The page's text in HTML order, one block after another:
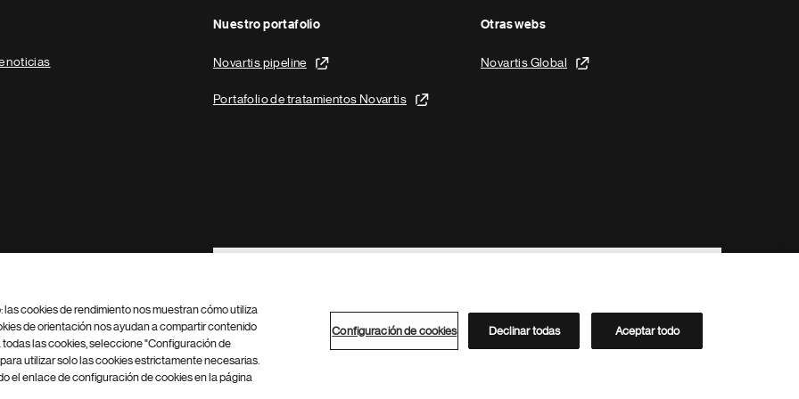
noticias
Nuestro portafolio
Novartis pipeline
Portafolio de tratamientos Novartis
Otras webs
Novartis Global
Footer Site Search
Configuración de cookies Mapa del sitio
Directorio de Novartis
cookies de rendimiento nos muestran cómo utiliza
de orientación nos ayudan a compartir contenido
las cookies, seleccione "Configuración de
utilizar solo las cookies estrictamente necesarias.
el enlace de configuración de cookies en la página
Configuración de cookies Declinar todas Aceptar todo